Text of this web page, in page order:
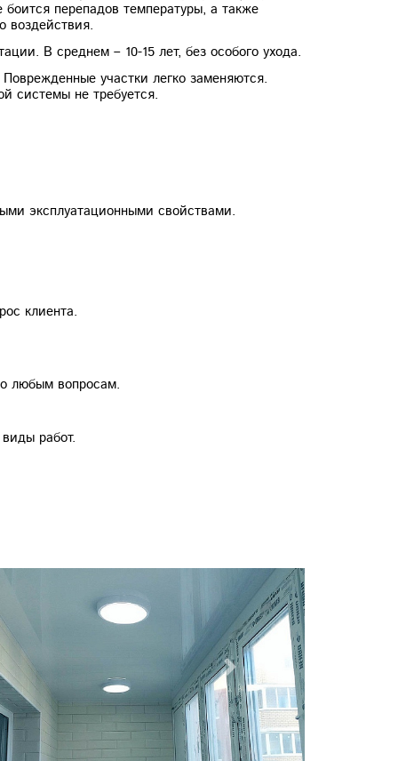
перепадов температуры, а также
воздействия.
В среднем – 10-15 лет, без особого ухода.
участки легко заменяются.
системы не требуется.
эксплуатационными свойствами.
клиента.
любым вопросам.
работ.
Next